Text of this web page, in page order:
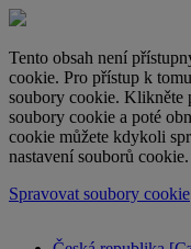
Tento obsah není
cookie. Pro přístup k
soubory cookie. Klikněte
soubory cookie a poté
cookie můžete kdykoli
nastavení souborů cookie.
Spravovat soubory cookie